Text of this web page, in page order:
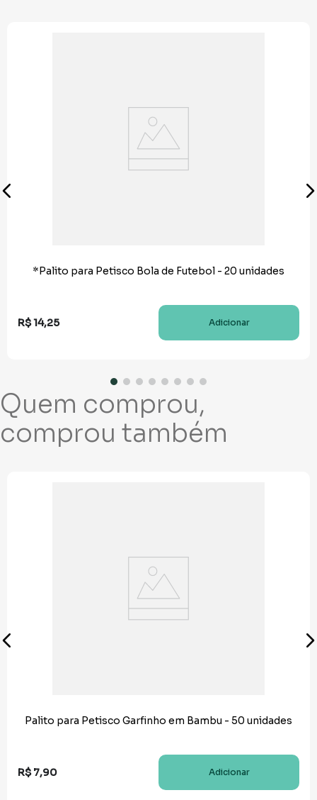
*Palito para Petisco Bola de Futebol - 20 unidades
R$14,25 Adicionar
Quem comprou,
comprou também
Palito para Petisco Garfinho em Bambu - 50 unidades
R$ 7,90 Adicionar